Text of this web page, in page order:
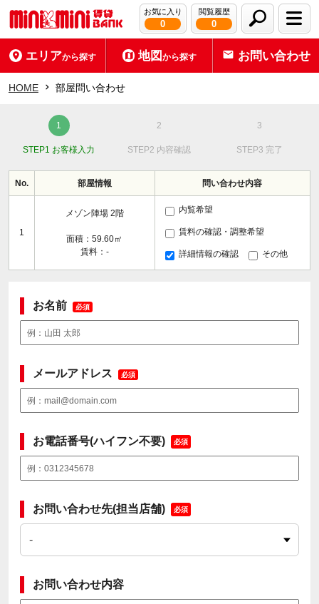
お気に入り
0
閲覧履歴
0
エリアから探す 地図から探す お問い合わせ
HOME 部屋問い合わせ
STEP1 お客様入力 STEP2 内容確認 STEP3 完了
No. 部屋情報 問い合わせ内容
1
メゾン陣場 2階
面積：59.60㎡
賃料：-
内覧希望
賃料の確認・調整希望
詳細情報の確認 その他
お名前 必須
メールアドレス 必須
お電話番号(ハイフン不要) 必須
お問い合わせ先(担当店舗) 必須
お問い合わせ内容